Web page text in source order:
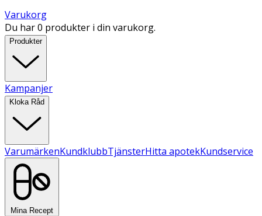
Varukorg
Du har 0 produkter i din varukorg.
Produkter
Kampanjer
Kloka Råd
VarumärkenKundklubbTjänsterHitta apotekKundservice
Mina Recept